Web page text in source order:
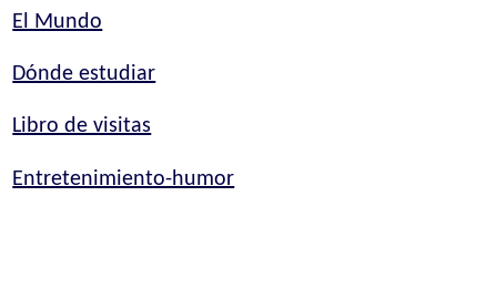
El Mundo
Dónde estudiar
Libro de visitas
Entretenimiento-humor